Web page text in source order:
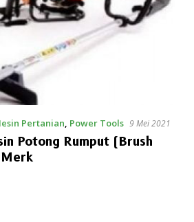
Pertanian, Power Tools 9 Mei 2021
Potong Rumput (Brush